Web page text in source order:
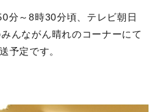
分～8時30分頃、テレビ朝日
んながん晴れのコーナーにて
予定です。